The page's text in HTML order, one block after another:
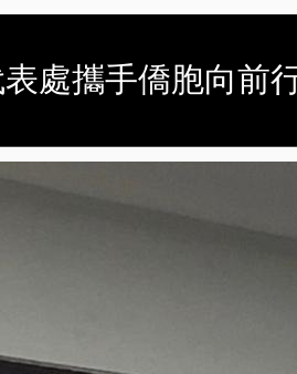
表處攜手僑胞向前